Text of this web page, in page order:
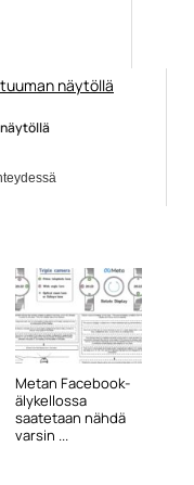
Metan Facebook-
älykellossa
saatetaan nähdä
varsin ...